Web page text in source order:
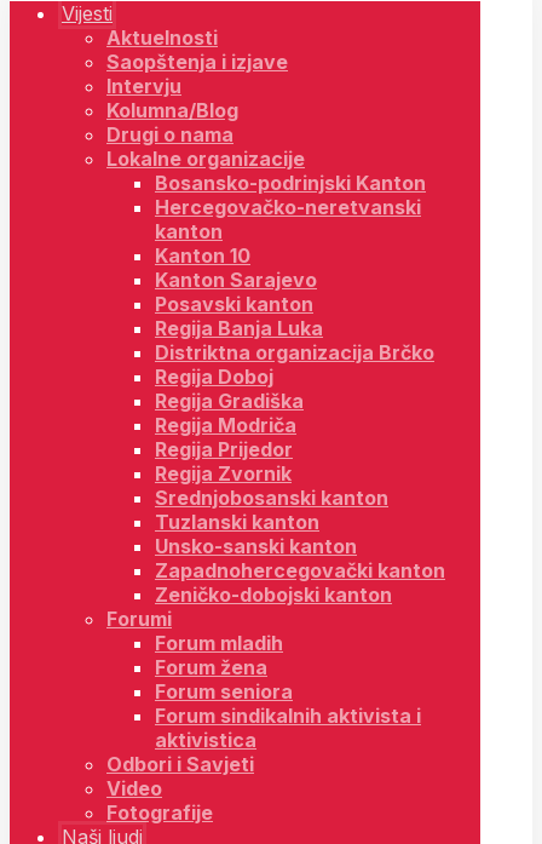
Vijesti
Aktuelnosti
Saopštenja i izjave
Intervju
Kolumna/Blog
Drugi o nama
Lokalne organizacije
Bosansko-podrinjski Kanton
Hercegovačko-neretvanski
kanton
Kanton 10
Kanton Sarajevo
Posavski kanton
Regija Banja Luka
Distriktna organizacija Brčko
Regija Doboj
Regija Gradiška
Regija Modriča
Regija Prijedor
Regija Zvornik
Srednjobosanski kanton
Tuzlanski kanton
Unsko-sanski kanton
Zapadnohercegovački kanton
Zeničko-dobojski kanton
Forumi
Forum mladih
Forum žena
Forum seniora
Forum sindikalnih aktivista i
aktivistica
Odbori i Savjeti
Video
Fotografije
Naši ljudi